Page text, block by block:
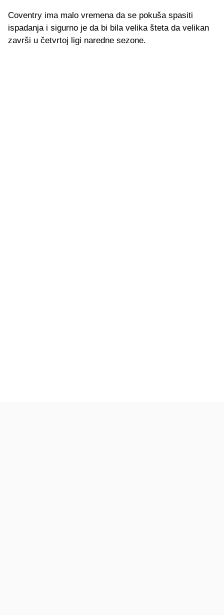
Coventry ima malo vremena da se pokuša spasiti
ispadanja i sigurno je da bi bila velika šteta da velikan
završi u četvrtoj ligi naredne sezone.